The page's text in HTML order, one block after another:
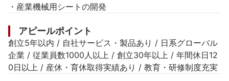
・産業機械用シートの開発
アピールポイント
創立5年以内 / 自社サービス・製品あり / 日系グローバル
企業 / 従業員数1000人以上 / 創立30年以上 / 年間休日12
0日以上 / 産休・育休取得実績あり / 教育・研修制度充実